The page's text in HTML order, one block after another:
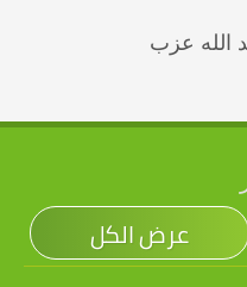
الله عزب
عرض الكل